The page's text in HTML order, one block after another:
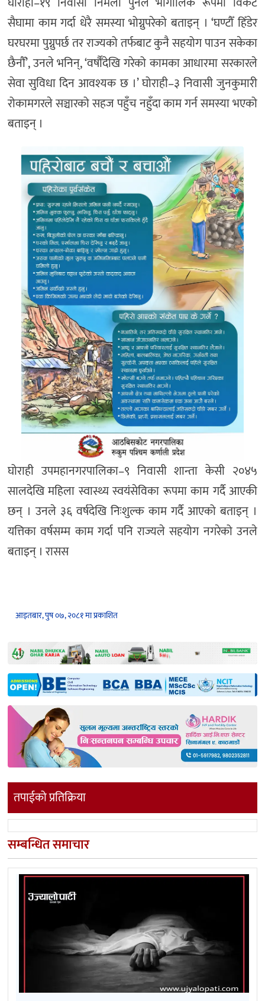
सैघामा काम गर्दा धेरै समस्या भोग्नुपरेको बताइन् । ‘घण्टौँ हिँडेर
घरघरमा पुग्नुपर्छ तर राज्यको तर्फबाट कुनै सहयोग पाउन सकेका
छैनाैँ’, उनले भनिन्, ‘वर्षौँदेखि गरेको कामका आधारमा सरकारले
सेवा सुविधा दिन आवश्यक छ ।’ घोराही–३ निवासी जुनकुमारी
रोकामगरले सञ्चारको सहज पहुँच नहुँदा काम गर्न समस्या भएको
बताइन् ।
घोराही उपमहानगरपालिका–९ निवासी शान्ता केसी २०४५
सालदेखि महिला स्वास्थ्य स्वयंसेविका रूपमा काम गर्दै आएकी
छन् । उनले ३६ वर्षदेखि निःशुल्क काम गर्दै आएको बताइन् ।
यत्तिका वर्षसम्म काम गर्दा पनि राज्यले सहयोग नगरेको उनले
बताइन् । रासस
आइतबार, पुष ०७, २०८१ मा प्रकाशित
तपाईको प्रतिक्रिया
सम्बन्धित समाचार